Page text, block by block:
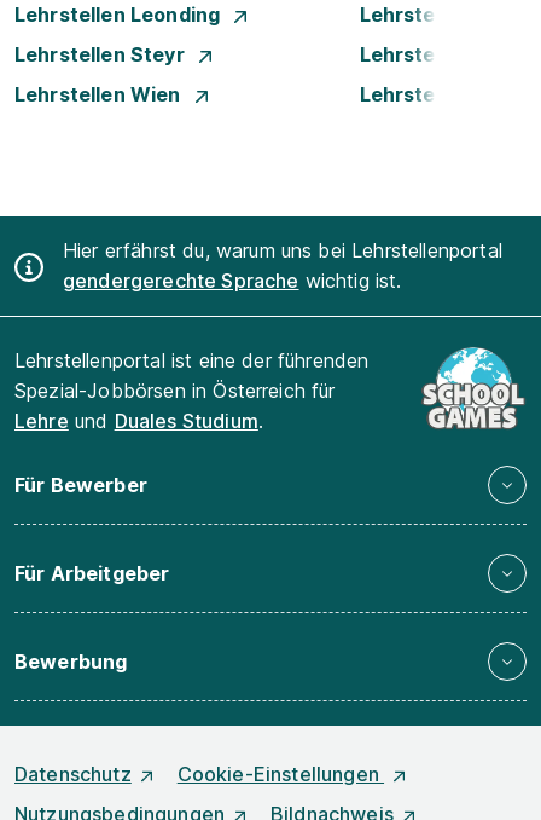
Lehrstellen Leonding
Lehrstellen Linz
Lehrstellen Steyr
Lehrstellen Traun
Lehrstellen Wien
Lehrstellen
Hier erfährst du, warum uns bei Lehrstellenportal
gendergerechte Sprache wichtig ist.
Lehrstellenportal ist eine der führenden
Spezial-Jobbörsen in Österreich für
Lehre und Duales Studium.
Für Bewerber
Für Arbeitgeber
Bewerbung
Datenschutz
Cookie-Einstellungen
Nutzungsbedingungen
Bildnachweis